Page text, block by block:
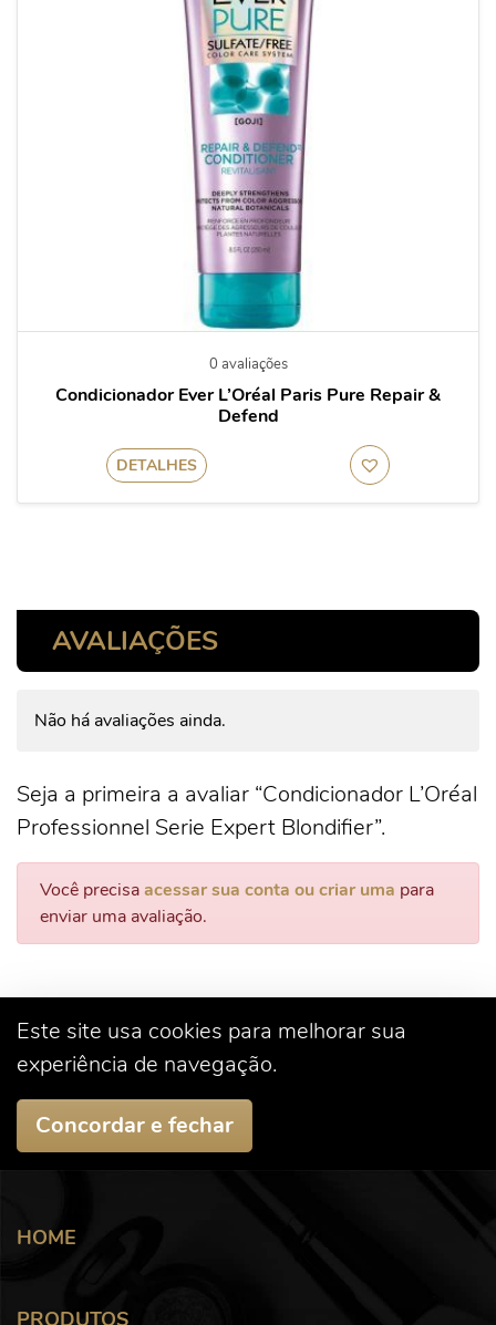
0 avaliações
Condicionador Ever L’Oréal Paris Pure Repair &
Defend
DETALHES
AVALIAÇÕES
Não há avaliações ainda.
Seja a primeira a avaliar “Condicionador L’Oréal
Professionnel Serie Expert Blondifier”.
Você precisaacessar sua conta ou criar uma para
enviar uma avaliação.
Este site usa cookies para melhorar sua
experiência de navegação.
Concordar e fechar
HOME